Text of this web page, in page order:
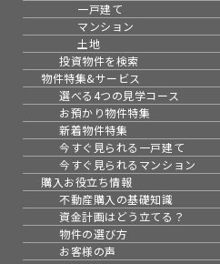
一戸建て
マンション
土地
投資物件を検索
物件特集&サービス
選べる4つの見学コース
お預かり物件特集
新着物件特集
今すぐ見られる一戸建て
今すぐ見られるマンション
購入お役立ち情報
不動産購入の基礎知識
資金計画はどう立てる？
物件の選び方
お客様の声